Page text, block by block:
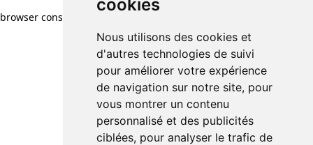
cookies
Nous utilisons des cookies et
d'autres technologies de suivi
pour améliorer votre expérience
de navigation sur notre site, pour
vous montrer un contenu
personnalisé et des publicités
ciblées, pour analyser le trafic de
browser console for more information)